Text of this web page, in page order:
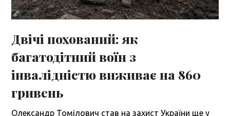
Двічі похований: як
багатодітний воїн з
інвалідністю виживає на 860
гривень
Олександр Томілович став на захист України ще у